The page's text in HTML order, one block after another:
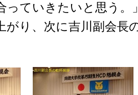
っていきたいと思う。
がり、次に吉川副会長